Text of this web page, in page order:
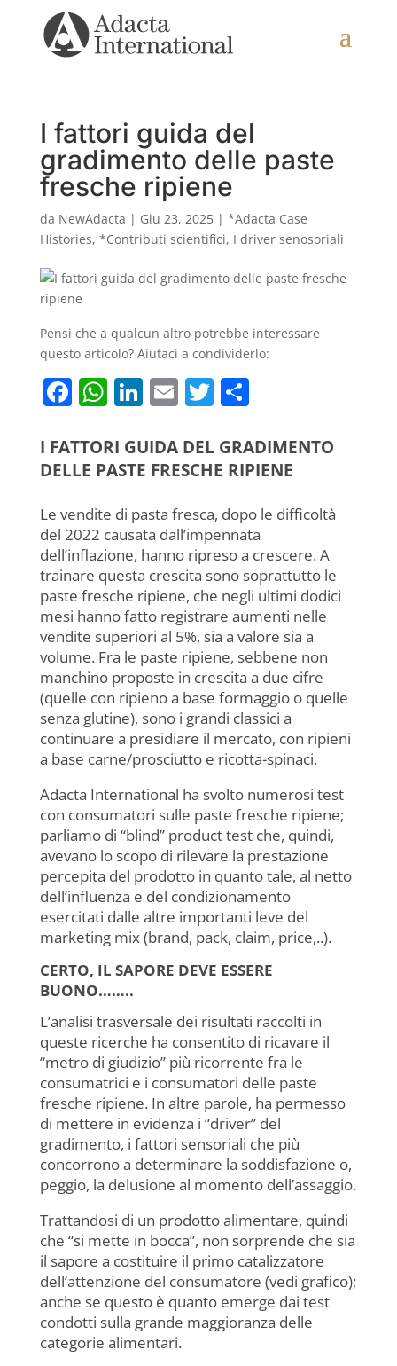
I fattori guida del
gradimento delle paste
fresche ripiene
da NewAdacta | Giu 23, 2025| *Adacta Case
Histories, *Contributi scientifici, I driver senosoriali
Pensi che a qualcun altro potrebbe interessare
questo articolo? Aiutaci a condividerlo:
F
c
e
b
o
o
k
W
at
s
A
p
p
Li
k
e
dI
n
E
ai
l
T
itt
er
C
n
di
vi
di
I FATTORI GUIDA DEL GRADIMENTO
DELLE PASTE FRESCHE RIPIENE
Le vendite di pasta fresca, dopo le difficoltà
del 2022 causata dall’impennata
dell’inflazione, hanno ripreso a crescere. A
trainare questa crescita sono soprattutto le
paste fresche ripiene, che negli ultimi dodici
mesi hanno fatto registrare aumenti nelle
vendite superiori al 5%, sia a valore sia a
volume. Fra le paste ripiene, sebbene non
manchino proposte in crescita a due cifre
(quelle con ripieno a base formaggio o quelle
senza glutine), sono i grandi classici a
continuare a presidiare il mercato, con ripieni
a base carne/prosciutto e ricotta-spinaci.
Adacta International ha svolto numerosi test
con consumatori sulle paste fresche ripiene;
parliamo di “blind” product test che, quindi,
avevano lo scopo di rilevare la prestazione
percepita del prodotto in quanto tale, al netto
dell’influenza e del condizionamento
esercitati dalle altre importanti leve del
marketing mix (brand, pack, claim, price,..).
CERTO, IL SAPORE DEVE ESSERE
BUONO……..
L’analisi trasversale dei risultati raccolti in
queste ricerche ha consentito di ricavare il
“metro di giudizio” più ricorrente fra le
consumatrici e i consumatori delle paste
fresche ripiene. In altre parole, ha permesso
di mettere in evidenza i “driver” del
gradimento, i fattori sensoriali che più
concorrono a determinare la soddisfazione o,
peggio, la delusione al momento dell’assaggio.
Trattandosi di un prodotto alimentare, quindi
che “si mette in bocca”, non sorprende che sia
il sapore a costituire il primo catalizzatore
dell’attenzione del consumatore (vedi grafico);
anche se questo è quanto emerge dai test
condotti sulla grande maggioranza delle
categorie alimentari.